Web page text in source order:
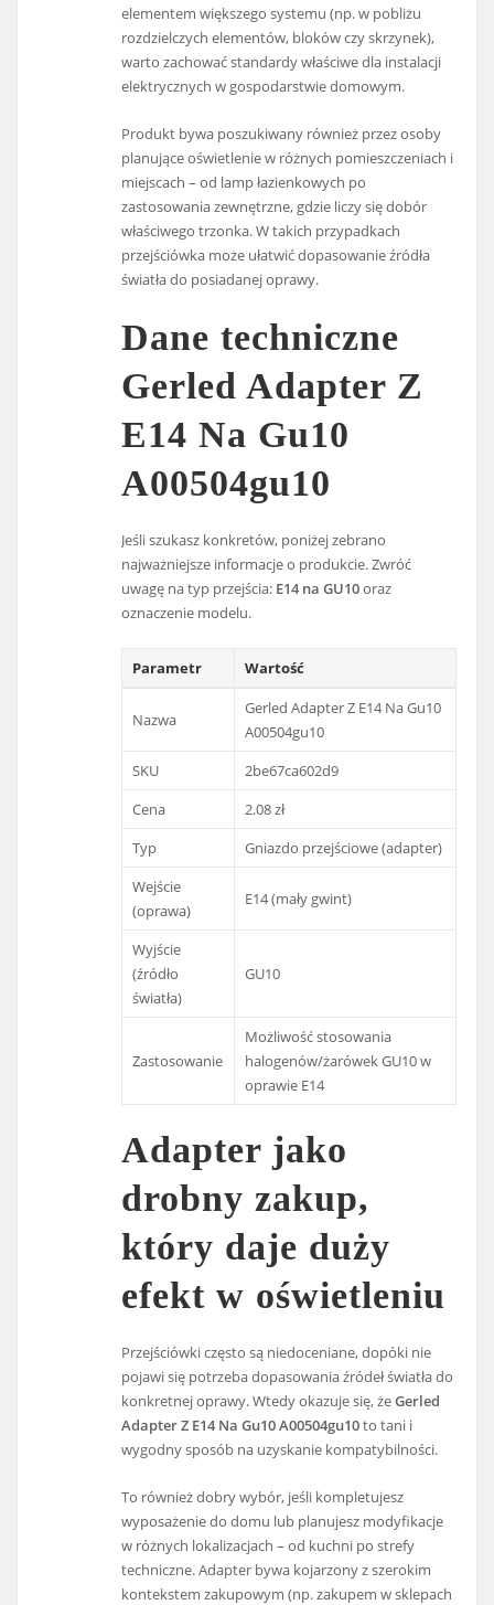
elementem większego systemu (np. w pobliżu
rozdzielczych elementów, bloków czy skrzynek),
warto zachować standardy właściwe dla instalacji
elektrycznych w gospodarstwie domowym.
Produkt bywa poszukiwany również przez osoby
planujące oświetlenie w różnych pomieszczeniach i
miejscach – od lamp łazienkowych po
zastosowania zewnętrzne, gdzie liczy się dobór
właściwego trzonka. W takich przypadkach
przejściówka może ułatwić dopasowanie źródła
światła do posiadanej oprawy.
Dane techniczne
Gerled Adapter Z
E14 Na Gu10
A00504gu10
Jeśli szukasz konkretów, poniżej zebrano
najważniejsze informacje o produkcie. Zwróć
uwagę na typ przejścia: E14 na GU10oraz
oznaczenie modelu.
Parametr Wartość
Nazwa
Gerled Adapter Z E14 Na Gu10
A00504gu10
SKU
2be67ca602d9
Cena
2.08 zł
Typ
Gniazdo przejściowe (adapter)
Wejście
(oprawa)
E14 (mały gwint)
Wyjście
(źródło
światła)
GU10
Zastosowanie
Możliwość stosowania
halogenów/żarówek GU10 w
oprawie E14
Adapter jako
drobny zakup,
który daje duży
efekt w oświetleniu
Przejściówki często są niedoceniane, dopóki nie
pojawi się potrzeba dopasowania źródeł światła do
konkretnej oprawy. Wtedy okazuje się, żeGerled
Adapter Z E14 Na Gu10 A00504gu10to tani i
wygodny sposób na uzyskanie kompatybilności.
To również dobry wybór, jeśli kompletujesz
wyposażenie do domu lub planujesz modyfikacje
w różnych lokalizacjach – od kuchni po strefy
techniczne. Adapter bywa kojarzony z szerokim
kontekstem zakupowym (np. zakupem w sklepach